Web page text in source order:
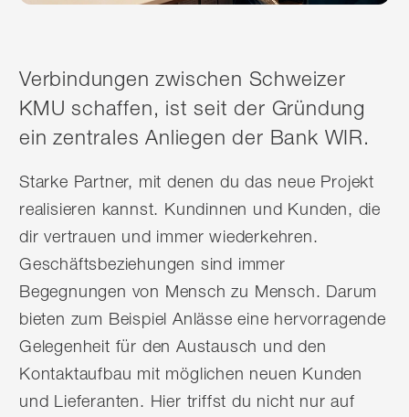
Verbindungen zwischen Schweizer
KMU schaffen, ist seit der Gründung
ein zentrales Anliegen der Bank WIR.
Starke Partner, mit denen du das neue Projekt
realisieren kannst. Kundinnen und Kunden, die
dir vertrauen und immer wiederkehren.
Geschäftsbeziehungen sind immer
Begegnungen von Mensch zu Mensch. Darum
bieten zum Beispiel Anlässe eine hervorragende
Gelegenheit für den Austausch und den
Kontaktaufbau mit möglichen neuen Kunden
und Lieferanten. Hier triffst du nicht nur auf